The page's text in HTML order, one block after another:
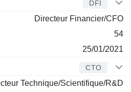
DFI
Directeur Financier/CFO
54
25/01/2021
CTO
Technique/Scientifique/R&D